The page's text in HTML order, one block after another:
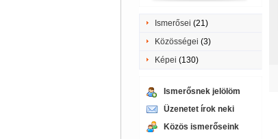
Ismerősei (21)
Közösségei (3)
Képei (130)
Ismerősnek jelölöm
Üzenetet írok neki
Közös ismerőseink